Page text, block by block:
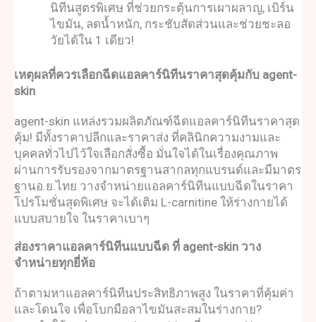
นิทีนสูตรพิเศษ ที่ช่วยกระตุ้นการเผาผลาญ, เบิร์น
ไขมัน, ลดน้ำหนัก, กระชับสัดส่วนและช่วยชะลอ
วัยได้ใน 1 เดียว!
เหตุผลที่ควรเลือกฉีดแอลคาร์นิทีนราคาสุดคุ้มกับ agent-
skin
agent-skin แหล่งรวมผลิตภัณฑ์ฉีดแอลคาร์นิทีนราคาสุด
คุ้ม! มีทั้งราคาปลีกและราคาส่ง ที่คลินิกความงามและ
บุคคลทั่วไปไว้ใจเลือกสั่งซื้อ มั่นใจได้ในเรื่องคุณภาพ
ผ่านการรับรองจากมาตรฐานสากลทุกแบรนด์และมีมาตร
ฐานอ.ย.ไทย วางจำหน่ายแอลคาร์นิทีนแบบฉีดในราคา
โปรโมชั่นสุดพิเศษ จะได้เติม L-carnitine ให้ร่างกายได้
แบบสบายใจ ในราคาเบาๆ
ส่องราคาแอลคาร์นิทีนแบบฉีด ที่ agent-skin วาง
จำหน่ายทุกยี่ห้อ
ถ้าตามหาแอลคาร์นิทีนประสิทธิภาพสูง ในราคาที่คุ้มค่า
และโดนใจ เพื่อโบกมือลาไขมันสะสมในร่างกาย?